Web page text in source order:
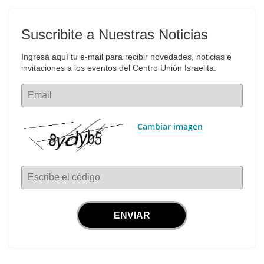
Suscribite a Nuestras Noticias
Ingresá aquí tu e-mail para recibir novedades, noticias e
invitaciones a los eventos del Centro Unión Israelita.
Email
Cambiar imagen
Escribe el código